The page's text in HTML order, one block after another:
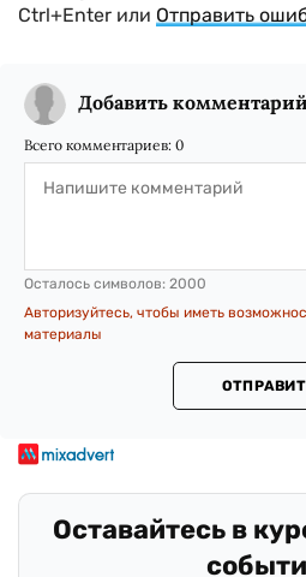
Ctrl+Enter или Отправить
Добавить комментарий
Всего комментариев: 0
Осталось символов: 2000
Авторизуйтесь, чтобы иметь
материалы
Оставайтесь в